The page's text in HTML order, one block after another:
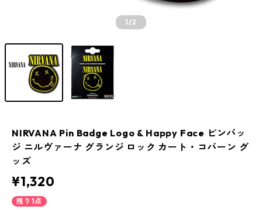
1/2
NIRVANA Pin Badge Logo & Happy Face ピンバッ
ジ ニルヴァーナ グランジ ロック カート・コバーン グ
ッズ
¥1,320
残り1点